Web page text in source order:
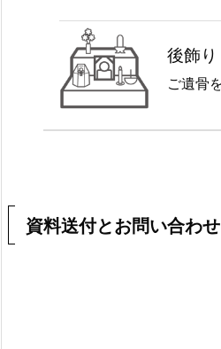
後飾り
ご遺骨
資料送付とお問い合わせ